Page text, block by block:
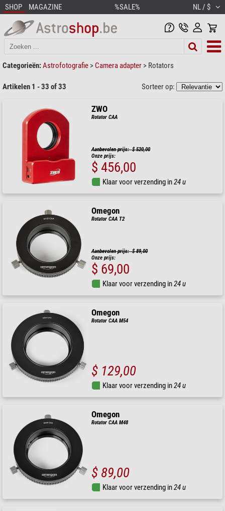
SHOP MAGAZINE %SALE% NL / $
Categorieën:Astrofotografie > Camera adapter > Rotators
Artikelen 1 - 33 of 33 Sorteer op:
ZWO
Rotator CAA
Aanbevolen prijs: $ 520,00
Onze prijs:
$ 456,00
Klaar voor verzending in24 u
Omegon
Rotator CAA T2
Aanbevolen prijs: $ 89,00
Onze prijs:
$ 69,00
Klaar voor verzending in24 u
Omegon
Rotator CAA M54
$ 129,00
Klaar voor verzending in24 u
Omegon
Rotator CAA M48
$ 89,00
Klaar voor verzending in24 u